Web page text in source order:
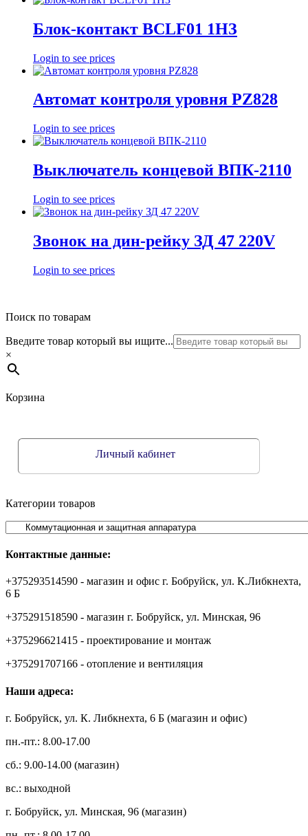
Блок-контакт BCLF01 1HЗ
Login to see prices
Автомат контроля уровня PZ828
Login to see prices
Выключатель концевой ВПК-2110
Login to see prices
Звонок на дин-рейку ЗД 47 220V
Login to see prices
Поиск по товарам
Введите товар который вы ищите...
×
Корзина
Личный кабинет
Категории товаров
Контактные данные:
+375293514590 - магазин и офис г. Бобруйск, ул. К.Либкнехта,
6 Б
+375291518590 - магазин г. Бобруйск, ул. Минская, 96
+375296621415 - проектирование и монтаж
+375291707166 - отопление и вентиляция
Наши адреса:
г. Бобруйск, ул. К. Либкнехта, 6 Б (магазин и офис)
пн.-пт.: 8.00-17.00
сб.: 9.00-14.00 (магазин)
вс.: выходной
г. Бобруйск, ул. Минская, 96 (магазин)